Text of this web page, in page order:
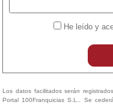
He leído y
Los datos facilitados serán
Portal 100Franquicias S.L.. Se